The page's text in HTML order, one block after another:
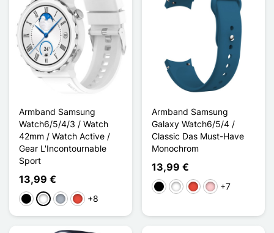
Armband Samsung
Watch6/5/4/3 / Watch
42mm / Watch Active /
Gear L'Incontournable
Sport
13,99 €
Schwarz
WeißGrauRot +8
Armband Samsung
Galaxy Watch6/5/4 /
Classic Das Must-Have
Monochrom
13,99 €
Schwarz
WeißRot Pink+7